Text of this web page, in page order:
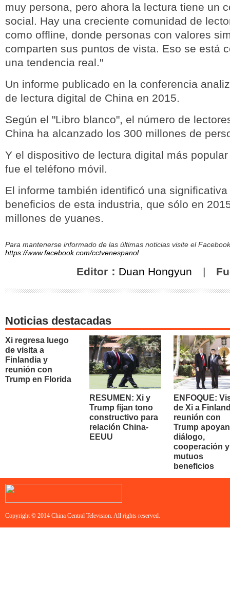
muy persona, pero ahora la lectura tiene un
social. Hay una creciente comunidad de
como offline, donde personas con valores
comparten sus puntos de vista. Eso se está
una tendencia real."
Un informe publicado en la conferencia
de lectura digital de China en 2015.
Según el "Libro blanco", el número de
China ha alcanzado los 300 millones de
Y el dispositivo de lectura digital más
fue el teléfono móvil.
El informe también identificó una
beneficios de esta industria, que sólo en
millones de yuanes.
Para mantenerse informado de las últimas noticias visite el
https://www.facebook.com/cctvenespanol
Editor： Duan Hongyun |
Noticias destacadas
Xi regresa luego
de visita a
Finlandia y
reunión con
Trump en Florida
RESUMEN: Xi y
Trump fijan tono
constructivo para
relación China-
EEUU
ENFOQUE:
de Xi a
reunión con
Trump apoyan
diálogo,
cooperación y
mutuos
beneficios
Copyright © 2014 China Central Television. All rights reserved.